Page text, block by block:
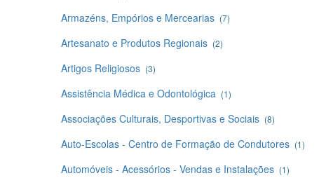
Armazéns, Empórios e Mercearias (7)
Artesanato e Produtos Regionais (2)
Artigos Religiosos (3)
Assistência Médica e Odontológica (1)
Associações Culturais, Desportivas e Sociais (8)
Auto-Escolas - Centro de Formação de Condutores (1)
Automóveis - Acessórios - Vendas e Instalações (1)